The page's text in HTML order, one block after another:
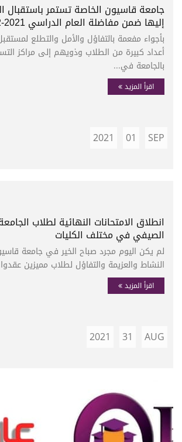
جامعة قاسيون الخاصة تستمر باستقبال
إليها ضمن مفاضلة العام الدراسي 2021-2022
بأجواء مفعمة بالتفاؤل والأمل والتطلع
أعداد كبيرة من الطلاب وذويهم إلى مراكز
بالجامعة في...
اقرأ المزيد
SEP
01
2021
انطلاق الامتحانات النهائية لطلاب
الصيفي في مختلف الكليات
لم يكن اليوم مجرد صباح الخير في جامعة
النشاط والعزيمة والتفاؤل لطلاب مميزين
اقرأ المزيد
AUG
31
2021